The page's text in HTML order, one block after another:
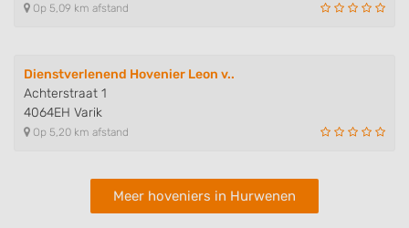
Op 5,09 km afstand
Dienstverlenend Hovenier Leon v..
Achterstraat 1
4064EH Varik
Op 5,20 km afstand
Meer hoveniers in Hurwenen